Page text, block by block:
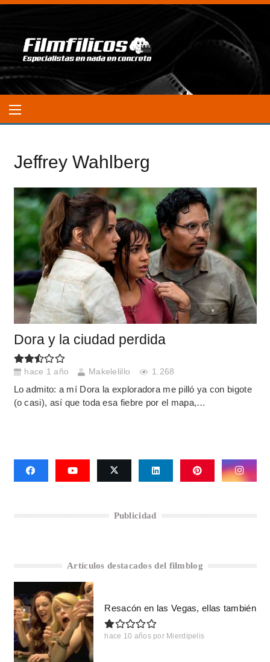
Jeffrey Wahlberg
Dora y la ciudad perdida
hace 1 año Makelelillo 1.268
Lo admito: a mí Dora la exploradora me pilló ya con bigote
(o casi), así que toda esa fiebre por el mapa,…
Publicidad
Artículos destacados del filmblog
Resacón en las Vegas, ellas también
hace 10 años por Mierdipelis